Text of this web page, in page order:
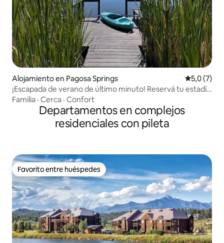
Alojamiento en Pagosa Springs
5,0 (7)
¡Escapada de verano de último minuto! Reservá tu estadía
de julio/agosto antes del 31/7,
Familia · Cerca · Confort
Departamentos en complejos
residenciales con pileta
Favorito entre huéspedes
Favorito entre huéspedes